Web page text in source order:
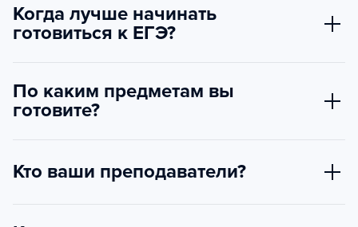
Когда лучше начинать
готовиться к ЕГЭ?
По каким предметам вы
готовите?
Кто ваши преподаватели?